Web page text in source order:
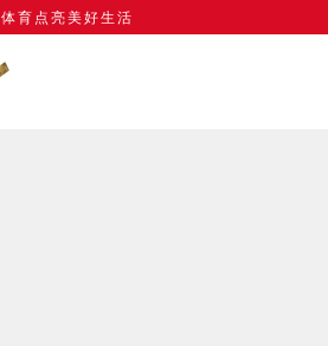
育点亮美好生活